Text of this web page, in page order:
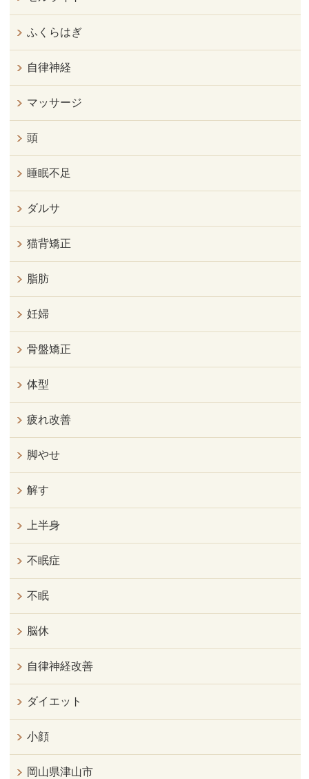
ふくらはぎ
自律神経
マッサージ
頭
睡眠不足
ダルサ
猫背矯正
脂肪
妊婦
骨盤矯正
体型
疲れ改善
脚やせ
解す
上半身
不眠症
不眠
脳休
自律神経改善
ダイエット
小顔
岡山県津山市